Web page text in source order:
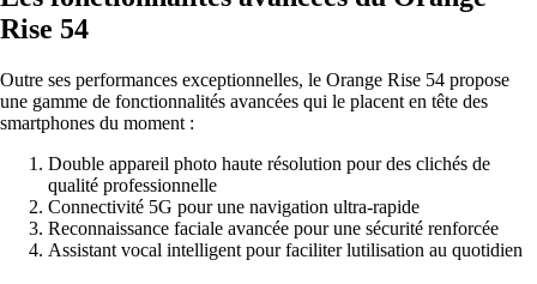
Rise 54
Outre ses performances exceptionnelles, le Orange Rise 54 propose
une gamme de fonctionnalités avancées qui le placent en tête des
smartphones du moment :
Double appareil photo haute résolution pour des clichés de
qualité professionnelle
Connectivité 5G pour une navigation ultra-rapide
Reconnaissance faciale avancée pour une sécurité renforcée
Assistant vocal intelligent pour faciliter lutilisation au quotidien